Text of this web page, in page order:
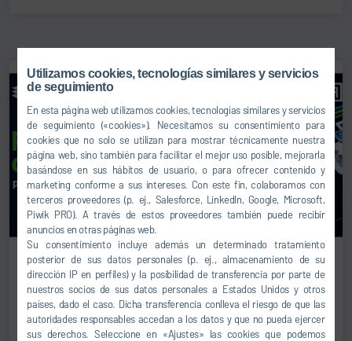
Utilizamos cookies, tecnologías similares y servicios
de seguimiento
En esta página web utilizamos cookies, tecnologías similares y servicios
de seguimiento («cookies»). Necesitamos su consentimiento para
cookies que no solo se utilizan para mostrar técnicamente nuestra
página web, sino también para facilitar el mejor uso posible, mejorarla
basándose en sus hábitos de usuario, o para ofrecer contenido y
marketing conforme a sus intereses. Con este fin, colaboramos con
terceros proveedores (p. ej., Salesforce, LinkedIn, Google, Microsoft,
Piwik PRO). A través de estos proveedores también puede recibir
anuncios en otras páginas web.
Su consentimiento incluye además un determinado tratamiento
posterior de sus datos personales (p. ej., almacenamiento de su
dirección IP en perfiles) y la posibilidad de transferencia por parte de
nuestros socios de sus datos personales a Estados Unidos y otros
países, dado el caso. Dicha transferencia conlleva el riesgo de que las
autoridades responsables accedan a los datos y que no pueda ejercer
sus derechos. Seleccione en «Ajustes» las cookies que podemos
PAINT SHOP & APPLICATION TECHNOLOGY
01.04.2026
El taller de pintura del futuro: flexibilidad, sostenibilidad y
servicio